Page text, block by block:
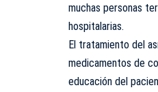
muchas personas
hospitalarias.
El tratamiento del
medicamentos de
educación del